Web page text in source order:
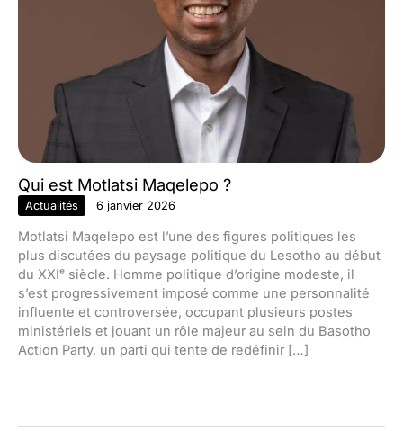
Qui est Motlatsi Maqelepo ?
Actualités 6 janvier 2026
Motlatsi Maqelepo est l’une des figures politiques les
plus discutées du paysage politique du Lesotho au début
du XXIᵉ siècle. Homme politique d’origine modeste, il
s’est progressivement imposé comme une personnalité
influente et controversée, occupant plusieurs postes
ministériels et jouant un rôle majeur au sein du Basotho
Action Party, un parti qui tente de redéfinir […]